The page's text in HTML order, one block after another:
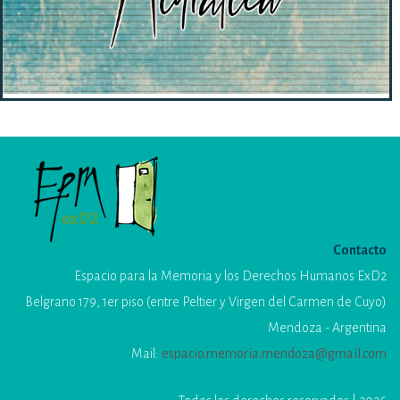
Contacto
Espacio para la Memoria y los Derechos Humanos ExD2
Belgrano 179, 1er piso (entre Peltier y Virgen del Carmen de Cuyo)
Mendoza - Argentina
Mail: espacio.memoria.mendoza@gmail.com